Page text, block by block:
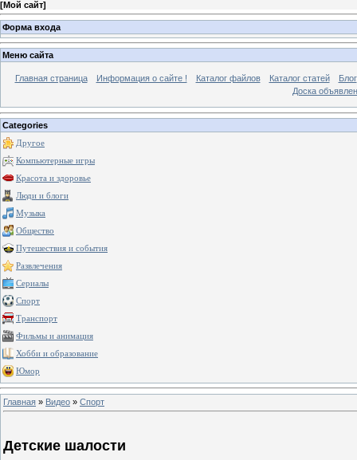
[Мой сайт]
Форма входа
Меню сайта
Главная страница Информация о сайте ! Каталог файлов Каталог статей
Блог
Доска
Categories
Другое
Компьютерные игры
Красота и здоровье
Люди и блоги
Музыка
Общество
Путешествия и события
Развлечения
Сериалы
Спорт
Транспорт
Фильмы и анимация
Хобби и образование
Юмор
Главная » Видео » Спорт
Детские шалости